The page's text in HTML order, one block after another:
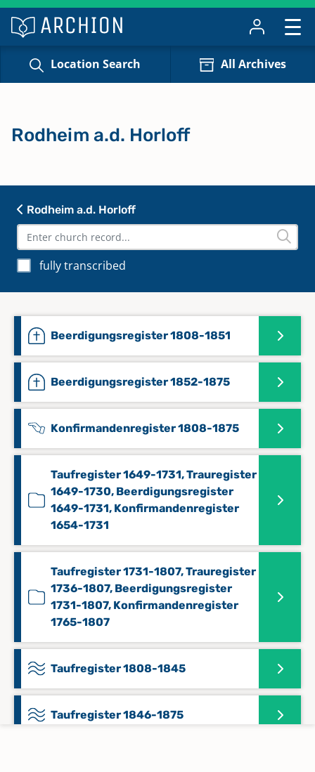
Location Search All Archives
Rodheim a.d. Horloff
fully transcribed
Beerdigungsregister 1808-1851
Beerdigungsregister 1852-1875
Konfirmandenregister 1808-1875
Taufregister 1649-1731, Trauregister
1649-1730, Beerdigungsregister
1649-1731, Konfirmandenregister
1654-1731
Taufregister 1731-1807, Trauregister
1736-1807, Beerdigungsregister
1731-1807, Konfirmandenregister
1765-1807
Taufregister 1808-1845
Taufregister 1846-1875
Rodheim a.d. Horloff